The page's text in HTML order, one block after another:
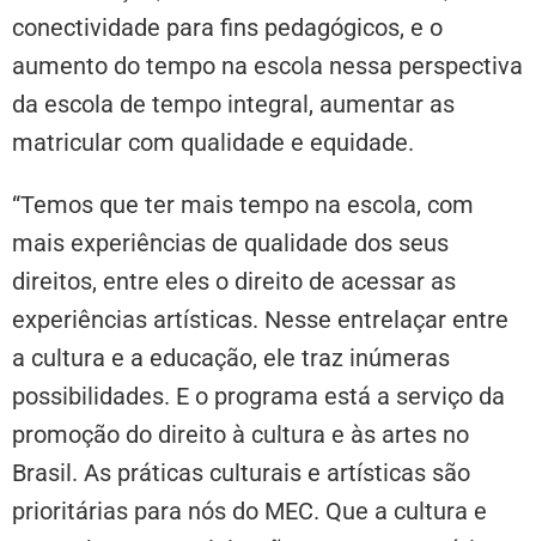
conectividade para fins pedagógicos, e o
aumento do tempo na escola nessa perspectiva
da escola de tempo integral, aumentar as
matricular com qualidade e equidade.
“Temos que ter mais tempo na escola, com
mais experiências de qualidade dos seus
direitos, entre eles o direito de acessar as
experiências artísticas. Nesse entrelaçar entre
a cultura e a educação, ele traz inúmeras
possibilidades. E o programa está a serviço da
promoção do direito à cultura e às artes no
Brasil. As práticas culturais e artísticas são
prioritárias para nós do MEC. Que a cultura e